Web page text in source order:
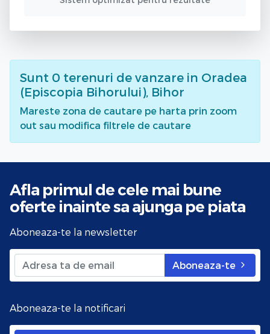
Sunt 0 terenuri de vanzare in Oradea
(Episcopia Bihorului), Bihor
Mareste zona de cautare pe harta prin zoom
out sau modifica filtrele de cautare
Afla primul de cele mai bune
oferte inainte sa ajunga pe piata
Aboneaza-te la newsletter
Aboneaza-te
Aboneaza-te la notificari